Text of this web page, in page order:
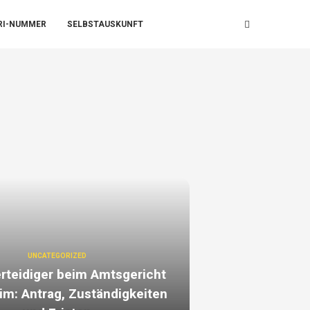
NUMMER SELBSTAUSKUNFT
UNCATEGORIZED
beim Amtsgericht
Antrag, Zuständigkeiten